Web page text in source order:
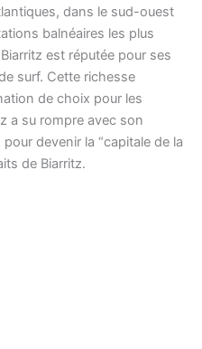
dans le sud-ouest
balnéaires les plus
est réputée pour ses
surf. Cette richesse
de choix pour les
a su rompre avec son
devenir la “capitale de la
de Biarritz.